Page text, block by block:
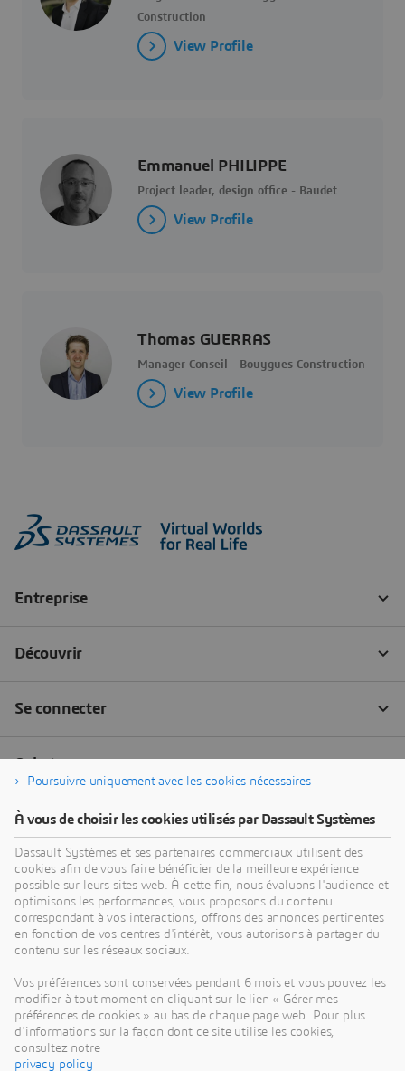
Construction
View Profile
Emmanuel PHILIPPE
Project leader, design office - Baudet
View Profile
Thomas GUERRAS
Manager Conseil - Bouygues Construction
View Profile
Poursuivre uniquement avec les cookies nécessaires
À vous de choisir les cookies utilisés par Dassault Systèmes
Dassault Systèmes et ses partenaires commerciaux utilisent des
cookies afin de vous faire bénéficier de la meilleure expérience
possible sur leurs sites web. À cette fin, nous évaluons l'audience et
optimisons les performances, vous proposons du contenu
correspondant à vos interactions, offrons des annonces pertinentes
en fonction de vos centres d'intérêt, vous autorisons à partager du
contenu sur les réseaux sociaux.
Vos préférences sont conservées pendant 6 mois et vous pouvez les
modifier à tout moment en cliquant sur le lien « Gérer mes
préférences de cookies » au bas de chaque page web. Pour plus
d'informations sur la façon dont ce site utilise les cookies,
consultez notre
privacy policy